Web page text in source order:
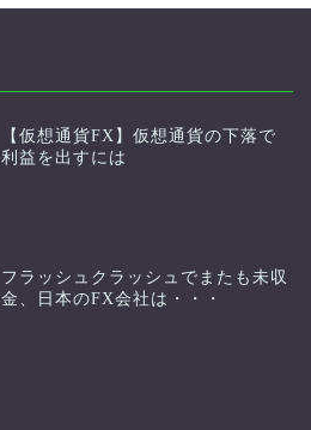
【仮想通貨FX】仮想通貨の下落で
利益を出すには
フラッシュクラッシュでまたも未収
金、日本のFX会社は・・・